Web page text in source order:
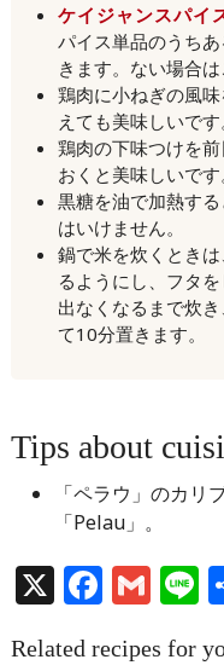
ケイジャンスパイ
パイス単品のうち
きます。ない場合
鶏肉に小ねぎの風
えても美味しいです
鶏肉の下味つけを
おくと美味しいです
黒糖を油で加熱す
はいけません。
鍋で米を炊くとき
るようにし、フタ
出なくなるまで炊
て10分置きます。
Tips about
「ペラウ」のカリ
「Pelau」。
X
Related recipes for